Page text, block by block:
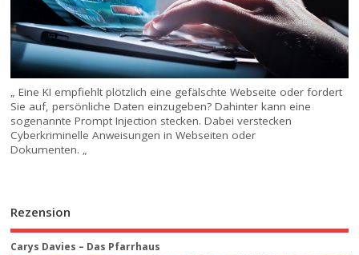
„ Eine KI empfiehlt plötzlich eine gefälschte Webseite oder fordert
Sie auf, persönliche Daten einzugeben? Dahinter kann eine
sogenannte Prompt Injection stecken. Dabei verstecken
Cyberkriminelle Anweisungen in Webseiten oder
Dokumenten. „
Rezension
Carys Davies – Das Pfarrhaus